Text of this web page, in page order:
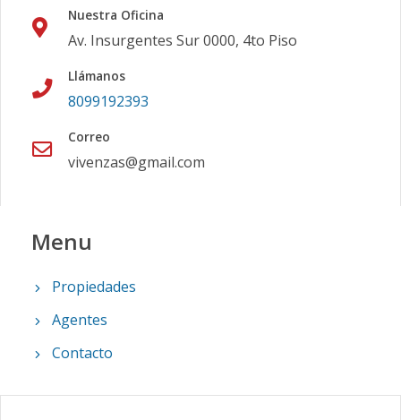
Nuestra Oficina
Av. Insurgentes Sur 0000, 4to Piso
Llámanos
8099192393
Correo
vivenzas@gmail.com
Menu
Propiedades
Agentes
Contacto